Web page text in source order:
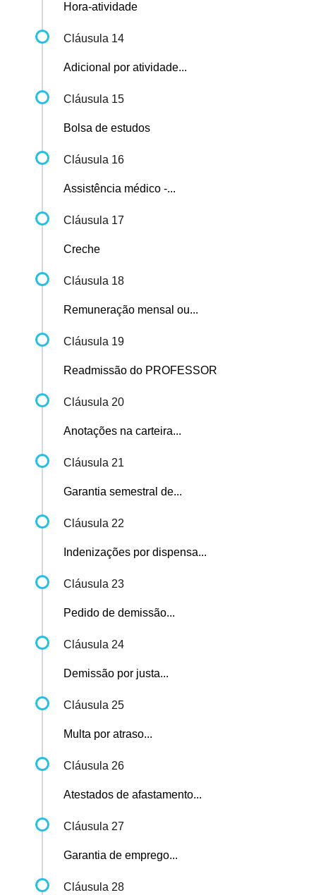
Hora-atividade
Cláusula 14
Adicional por atividade...
Cláusula 15
Bolsa de estudos
Cláusula 16
Assistência médico -...
Cláusula 17
Creche
Cláusula 18
Remuneração mensal ou...
Cláusula 19
Readmissão do PROFESSOR
Cláusula 20
Anotações na carteira...
Cláusula 21
Garantia semestral de...
Cláusula 22
Indenizações por dispensa...
Cláusula 23
Pedido de demissão...
Cláusula 24
Demissão por justa...
Cláusula 25
Multa por atraso...
Cláusula 26
Atestados de afastamento...
Cláusula 27
Garantia de emprego...
Cláusula 28